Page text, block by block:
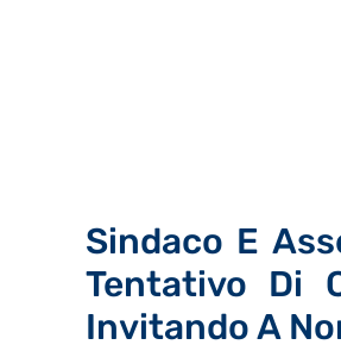
Sindaco E
Tentativo Di
Invitando A